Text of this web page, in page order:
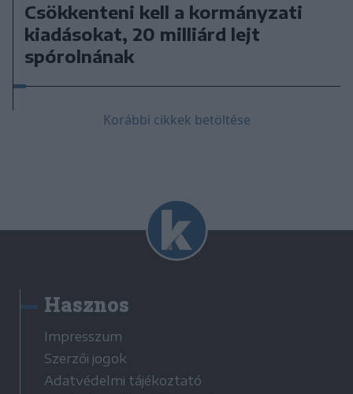
Csökkenteni kell a kormányzati
kiadásokat, 20 milliárd lejt
spórolnának
Korábbi cikkek betöltése
Hasznos
Impresszum
Szerzői jogok
Adatvédelmi tájékoztató